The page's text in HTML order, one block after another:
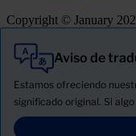
Copyright © January
Aviso de
Estamos ofreciendo
significado original. Si
Todo
Productos
Descargue la ficha de